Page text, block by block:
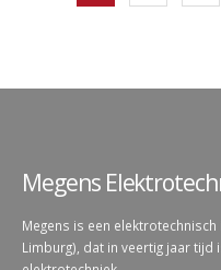
Megens
Megens is een
Limburg), dat in veertig jaar